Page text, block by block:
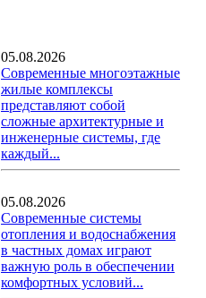
05.08.2026
Современные многоэтажные
жилые комплексы
представляют собой
сложные архитектурные и
инженерные системы, где
каждый...
05.08.2026
Современные системы
отопления и водоснабжения
в частных домах играют
важную роль в обеспечении
комфортных условий...